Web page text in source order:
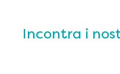
Incontra i